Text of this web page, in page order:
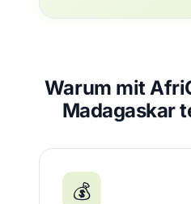
Warum mit
Madagaskar
💰